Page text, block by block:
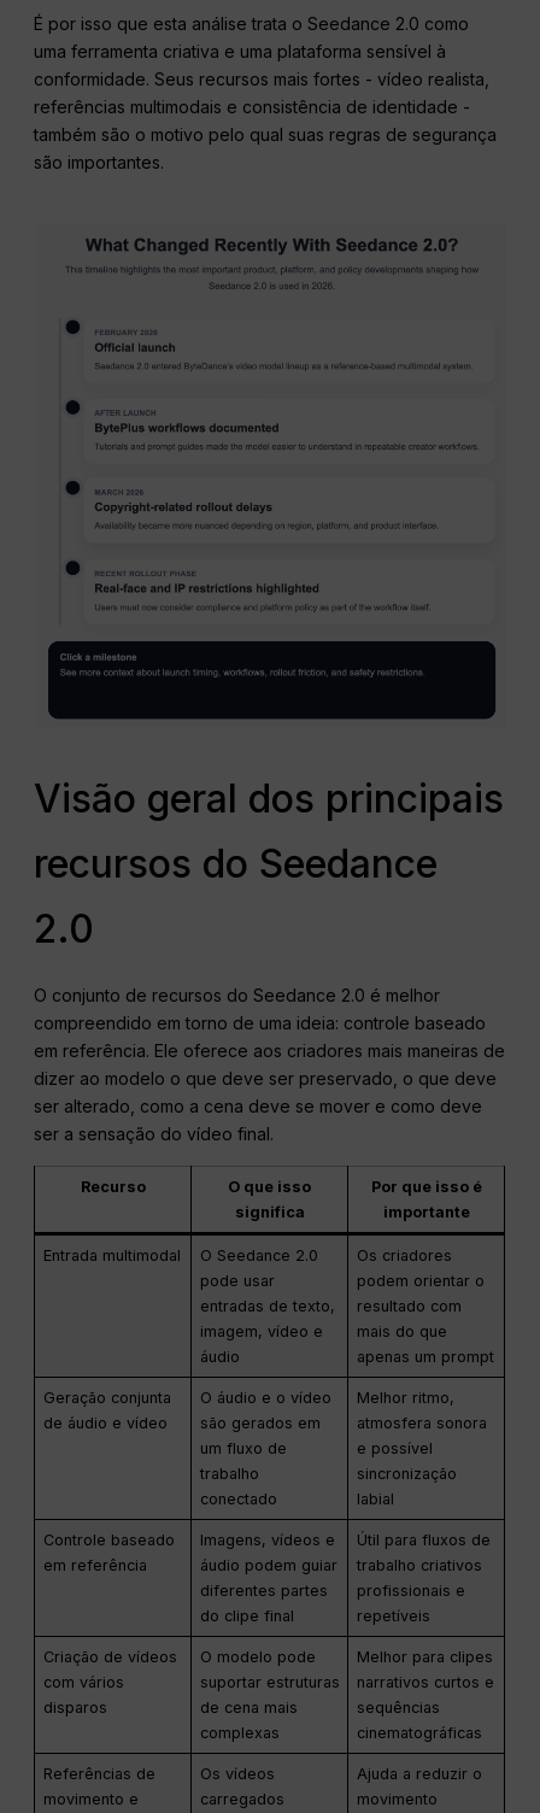
É por isso que esta análise trata o Seedance 2.0 como
uma ferramenta criativa e uma plataforma sensível à
conformidade. Seus recursos mais fortes - vídeo realista,
referências multimodais e consistência de identidade -
também são o motivo pelo qual suas regras de segurança
são importantes.
Visão geral dos principais
recursos do Seedance
2.0
O conjunto de recursos do Seedance 2.0 é melhor
compreendido em torno de uma ideia: controle baseado
em referência. Ele oferece aos criadores mais maneiras de
dizer ao modelo o que deve ser preservado, o que deve
ser alterado, como a cena deve se mover e como deve
ser a sensação do vídeo final.
Recurso
O que isso
significa
Por que isso é
importante
Entrada multimodal
O Seedance 2.0
pode usar
entradas de texto,
imagem, vídeo e
áudio
Os criadores
podem orientar o
resultado com
mais do que
apenas um prompt
Geração conjunta
de áudio e vídeo
O áudio e o vídeo
são gerados em
um fluxo de
trabalho
conectado
Melhor ritmo,
atmosfera sonora
e possível
sincronização
labial
Controle baseado
em referência
Imagens, vídeos e
áudio podem guiar
diferentes partes
do clipe final
Útil para fluxos de
trabalho criativos
profissionais e
repetíveis
Criação de vídeos
com vários
disparos
O modelo pode
suportar estruturas
de cena mais
complexas
Melhor para clipes
narrativos curtos e
sequências
cinematográficas
Referências de
movimento e
Os vídeos
carregados
Ajuda a reduzir o
movimento